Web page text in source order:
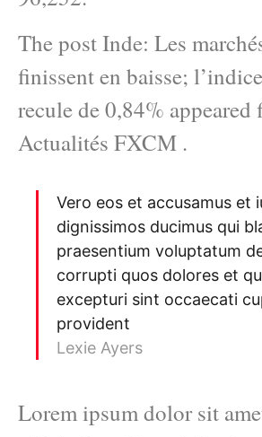
The post Inde: Les
finissent en baisse;
recule de 0,84% appeared
Actualités FXCM .
Vero eos et accusamus et
dignissimos ducimus qui
praesentium voluptatum
corrupti quos dolores et
excepturi sint occaecati
provident
Lexie Ayers
Lorem ipsum dolor sit